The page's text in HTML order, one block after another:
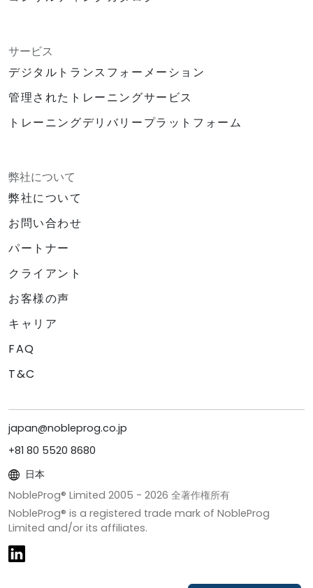
サービス
デジタルトランスフォーメーション
管理されたトレーニングサービス
トレーニングデリバリープラットフォーム
弊社について
弊社について
お問い合わせ
パートナー
クライアント
お客様の声
キャリア
FAQ
T&C
japan@nobleprog.co.jp
+81 80 5520 8680
日本
NobleProg® Limited 2005 - 2026 全著作権所有
NobleProg® is a registered trade mark of NobleProg
Limited and/or its affiliates.